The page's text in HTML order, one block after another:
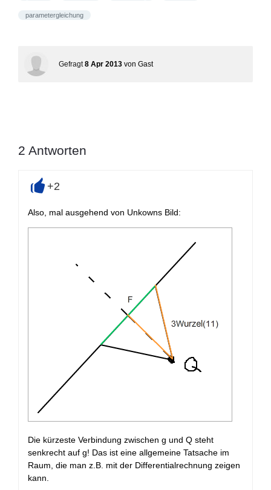
parametergleichung
Gefragt 8 Apr 2013 von Gast
2 Antworten
+2
Also, mal ausgehend von Unkowns Bild:
Die kürzeste Verbindung zwischen g und Q steht
senkrecht auf g! Das ist eine allgemeine Tatsache im
Raum, die man z.B. mit der Differentialrechnung zeigen
kann.